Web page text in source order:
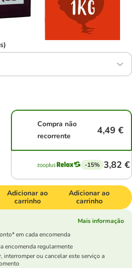
Compra não
recorrente
4,49 €
-15% 3,82 €
Adicionar ao
carrinho
Adicionar ao
carrinho
Mais informação
em cada encomenda
encomenda regularmente
interromper ou cancelar este serviço a